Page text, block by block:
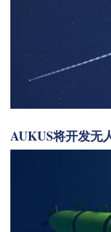
AUKUS将开发无